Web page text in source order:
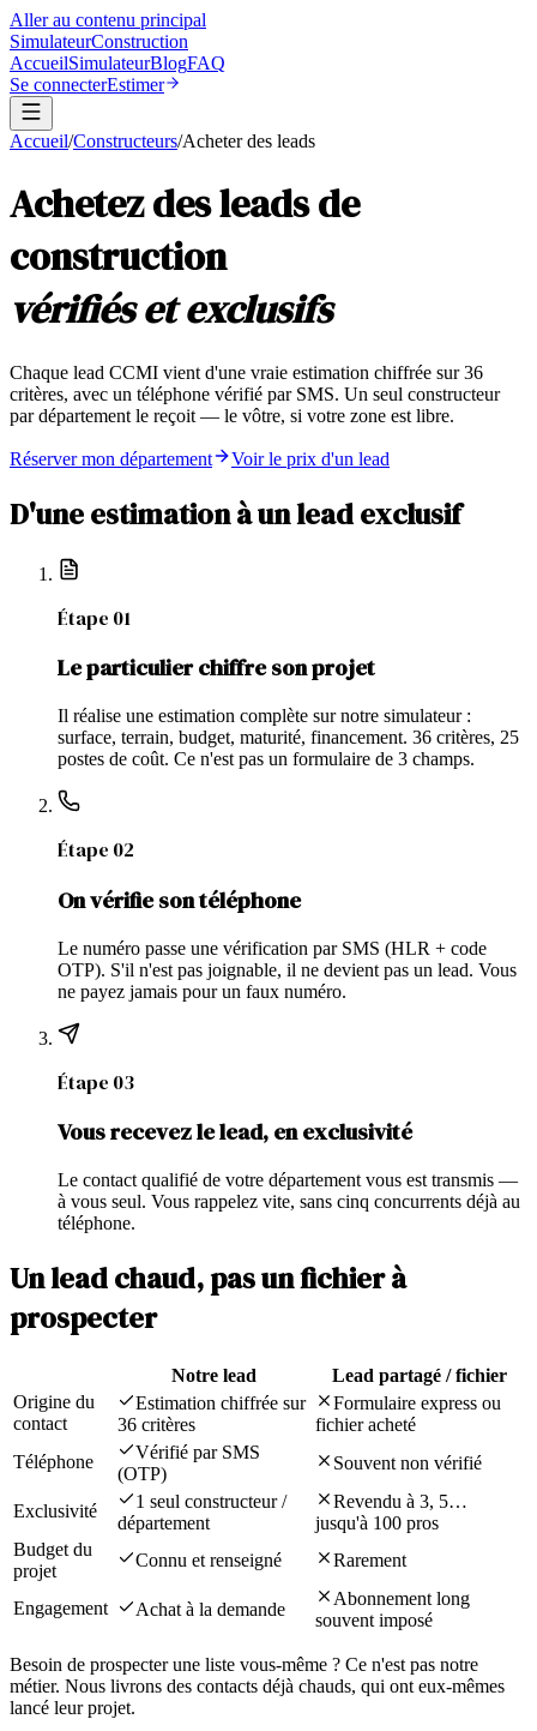
Aller au contenu principal
SimulateurConstruction
AccueilSimulateurBlogFAQ
Se connecterEstimer
Accueil/Constructeurs/Acheter des leads
Achetez des leads de
construction
vérifiés et exclusifs
Chaque lead CCMI vient d'une vraie estimation chiffrée sur 36
critères, avec un téléphone vérifié par SMS. Un seul constructeur
par département le reçoit — le vôtre, si votre zone est libre.
Réserver mon département Voir le prix d'un lead
D'une estimation à un lead exclusif
Étape 01
Le particulier chiffre son projet
Il réalise une estimation complète sur notre simulateur :
surface, terrain, budget, maturité, financement. 36 critères, 25
postes de coût. Ce n'est pas un formulaire de 3 champs.
Étape 02
On vérifie son téléphone
Le numéro passe une vérification par SMS (HLR + code
OTP). S'il n'est pas joignable, il ne devient pas un lead. Vous
ne payez jamais pour un faux numéro.
Étape 03
Vous recevez le lead, en exclusivité
Le contact qualifié de votre département vous est transmis —
à vous seul. Vous rappelez vite, sans cinq concurrents déjà au
téléphone.
Un lead chaud, pas un fichier à
prospecter
Notre lead
Lead partagé / fichier
Origine du
contact
Estimation chiffrée sur
36 critères
Formulaire express ou
fichier acheté
Téléphone
Vérifié par SMS
(OTP)
Souvent non vérifié
Exclusivité
1 seul constructeur /
département
Revendu à 3, 5…
jusqu'à 100 pros
Budget du
projet
Connu et renseigné Rarement
Engagement Achat à la demande
Abonnement long
souvent imposé
Besoin de prospecter une liste vous-même ? Ce n'est pas notre
métier. Nous livrons des contacts déjà chauds, qui ont eux-mêmes
lancé leur projet.